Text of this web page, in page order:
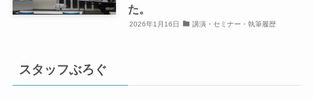
た。
2026年1月16日 講演・セミナー・執筆履歴
スタッフぶろぐ